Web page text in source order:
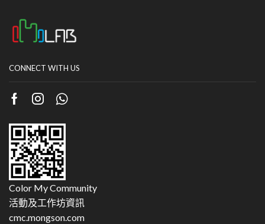
CONNECT WITH US
Color My Community
活動及工作坊資訊
cmc.mongson.com